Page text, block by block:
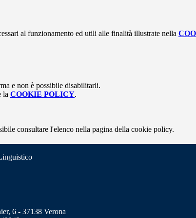
al funzionamento ed utili alle finalità illustrate nella
e non è possibile disabilitarli.
la COOKIE POLICY.
consultare l'elenco nella pagina della cookie policy.
6 - 37138 Verona